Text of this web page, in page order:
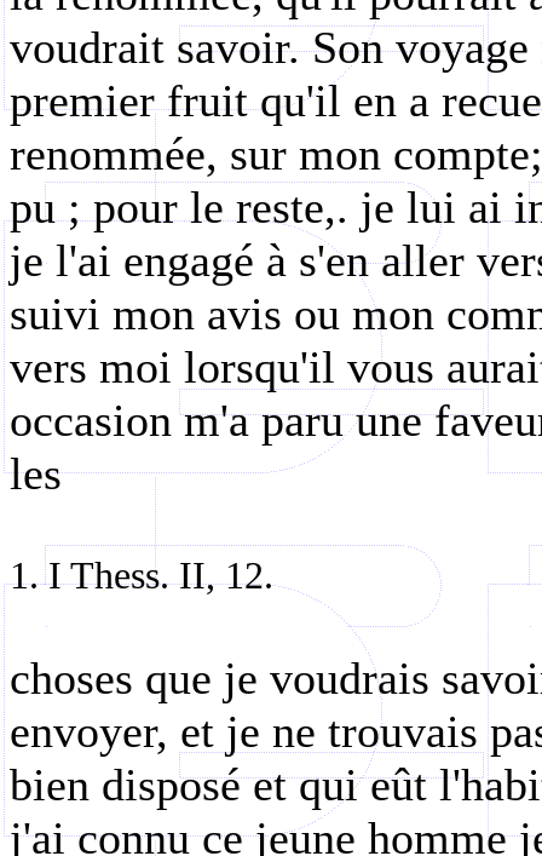
voudrait savoir. Son
premier fruit qu'il en a
renommée, sur mon
pu ; pour le reste,. je lui ai
je l'ai engagé à s'en aller
suivi mon avis ou mon
vers moi lorsqu'il vous
occasion m'a paru une
les
1. I Thess. II, 12.
choses que je voudrais
envoyer, et je ne trouvais
bien disposé et qui eût
j'ai connu ce jeune homme